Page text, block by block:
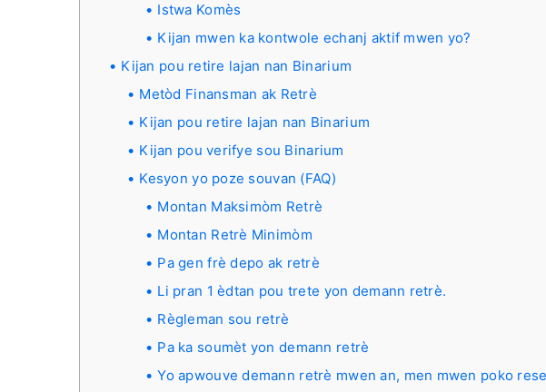
Istwa Komès
Kijan mwen ka kontwole echanj aktif mwen yo?
Kijan pou retire lajan nan Binarium
Metòd Finansman ak Retrè
Kijan pou retire lajan nan Binarium
Kijan pou verifye sou Binarium
Kesyon yo poze souvan (FAQ)
Montan Maksimòm Retrè
Montan Retrè Minimòm
Pa gen frè depo ak retrè
Li pran 1 èdtan pou trete yon demann retrè.
Règleman sou retrè
Pa ka soumèt yon demann retrè
Yo apwouve demann retrè mwen an, men mwen poko